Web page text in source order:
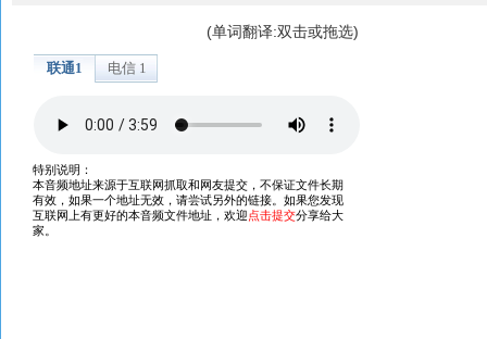
(单词翻译:双击或拖选)